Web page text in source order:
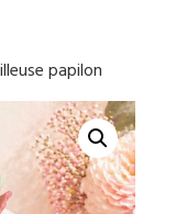
papilon